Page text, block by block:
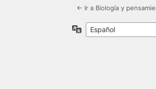
← Ir a Biología y
Idioma